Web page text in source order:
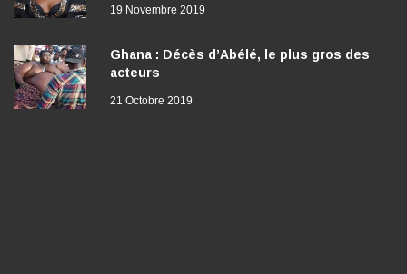
19 Novembre 2019
Ghana : Décès d’Abélé, le plus gros des
acteurs
21 Octobre 2019